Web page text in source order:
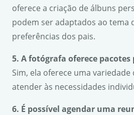
oferece a criação de álbuns
podem ser adaptados ao tema
preferências dos pais.
5. A fotógrafa oferece pacotes
Sim, ela oferece uma
atender às necessidades
6. É possível agendar uma